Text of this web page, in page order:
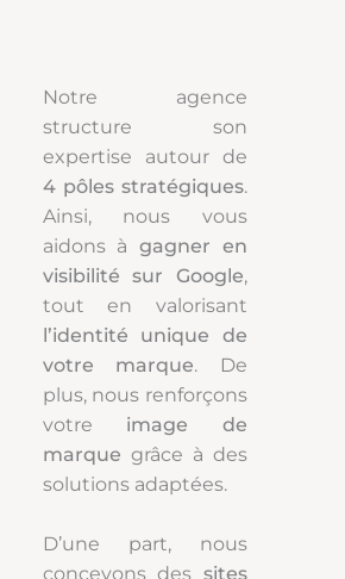
Notre agence
structure son
expertise autour de
4 pôles stratégiques.
Ainsi, nous vous
aidons àgagner en
visibilité sur Google,
tout en valorisant
l’identité unique de
votre marque. De
plus, nous renforçons
votre image de
marque grâce à des
solutions adaptées.
D’une part, nous
concevons des sites